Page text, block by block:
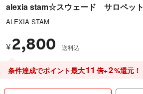
alexia stam☆スウェード サロペット
ALEXIA STAM
¥ 2,800 送料込
条件達成でポイント最大11 倍+2%還元！